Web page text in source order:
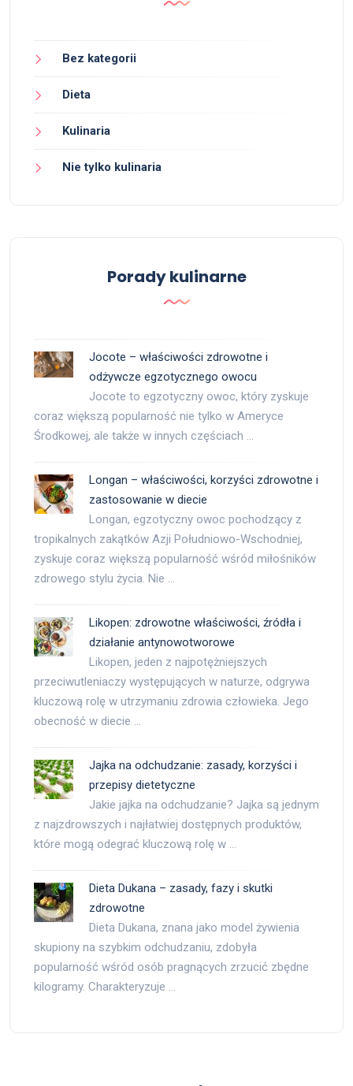
Bez kategorii
Dieta
Kulinaria
Nie tylko kulinaria
Porady kulinarne
Jocote – właściwości zdrowotne i
odżywcze egzotycznego owocu
Jocote to egzotyczny owoc, który zyskuje
coraz większą popularność nie tylko w Ameryce
Środkowej, ale także w innych częściach …
Longan – właściwości, korzyści zdrowotne i
zastosowanie w diecie
Longan, egzotyczny owoc pochodzący z
tropikalnych zakątków Azji Południowo-Wschodniej,
zyskuje coraz większą popularność wśród miłośników
zdrowego stylu życia. Nie …
Likopen: zdrowotne właściwości, źródła i
działanie antynowotworowe
Likopen, jeden z najpotężniejszych
przeciwutleniaczy występujących w naturze, odgrywa
kluczową rolę w utrzymaniu zdrowia człowieka. Jego
obecność w diecie …
Jajka na odchudzanie: zasady, korzyści i
przepisy dietetyczne
Jakie jajka na odchudzanie? Jajka są jednym
z najzdrowszych i najłatwiej dostępnych produktów,
które mogą odegrać kluczową rolę w …
Dieta Dukana – zasady, fazy i skutki
zdrowotne
Dieta Dukana, znana jako model żywienia
skupiony na szybkim odchudzaniu, zdobyła
popularność wśród osób pragnących zrzucić zbędne
kilogramy. Charakteryzuje …